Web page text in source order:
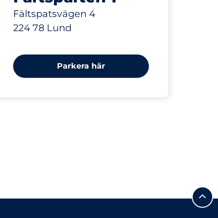
Fältspatsvägen 4
224 78 Lund
Parkera här